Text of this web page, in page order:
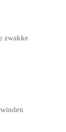
zwakke